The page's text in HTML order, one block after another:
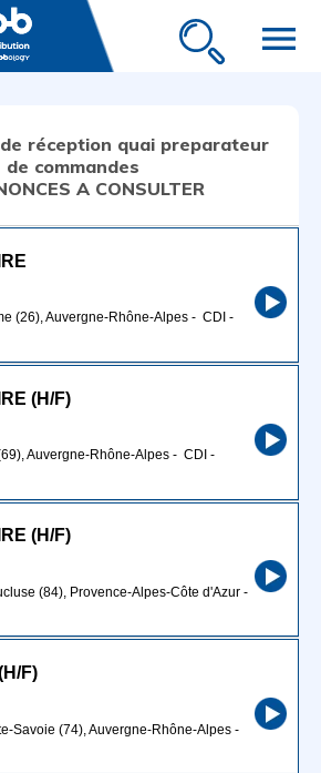
menu
réception quai preparateur
de commandes
A CONSULTER
(26), Auvergne-Rhône-Alpes - CDI -
(H/F)
Auvergne-Rhône-Alpes - CDI -
(H/F)
(84), Provence-Alpes-Côte d'Azur -
F)
Savoie (74), Auvergne-Rhône-Alpes -